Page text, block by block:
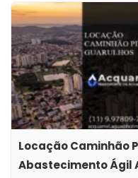
Locação Caminhão
Abastecimento Ágil